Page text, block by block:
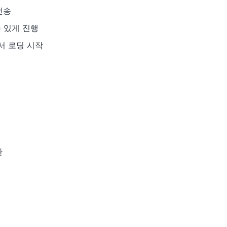
송
있게 진행
로딩 시작